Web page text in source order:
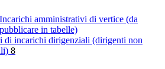
Incarichi amministrativi di vertice (da
pubblicare in tabelle)
di incarichi dirigenziali (dirigenti non
8